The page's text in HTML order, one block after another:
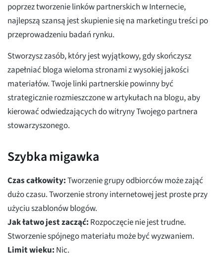
poprzez tworzenie linków partnerskich w Internecie,
najlepszą szansą jest skupienie się na marketingu treści po
przeprowadzeniu badań rynku.
Stworzysz zasób, który jest wyjątkowy, gdy skończysz
zapełniać bloga wieloma stronami z wysokiej jakości
materiałów. Twoje linki partnerskie powinny być
strategicznie rozmieszczone w artykułach na blogu, aby
kierować odwiedzających do witryny Twojego partnera
stowarzyszonego.
Szybka migawka
Czas całkowity:Tworzenie grupy odbiorców może zająć
dużo czasu. Tworzenie strony internetowej jest proste przy
użyciu szablonów blogów.
Jak łatwo jest zacząć: Rozpoczęcie nie jest trudne.
Stworzenie spójnego materiału może być wyzwaniem.
Limit wieku: Nic.